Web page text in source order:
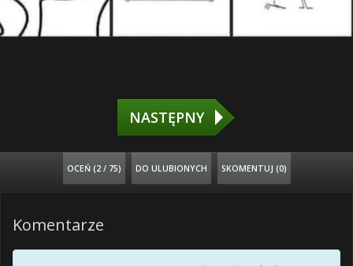
NASTĘPNY
OCEŃ (2 / 75) DO ULUBIONYCH SKOMENTUJ (0)
Komentarze